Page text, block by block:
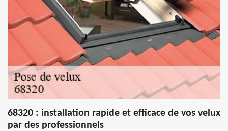
68320 : installation rapide et efficace de vos velux
par des professionnels